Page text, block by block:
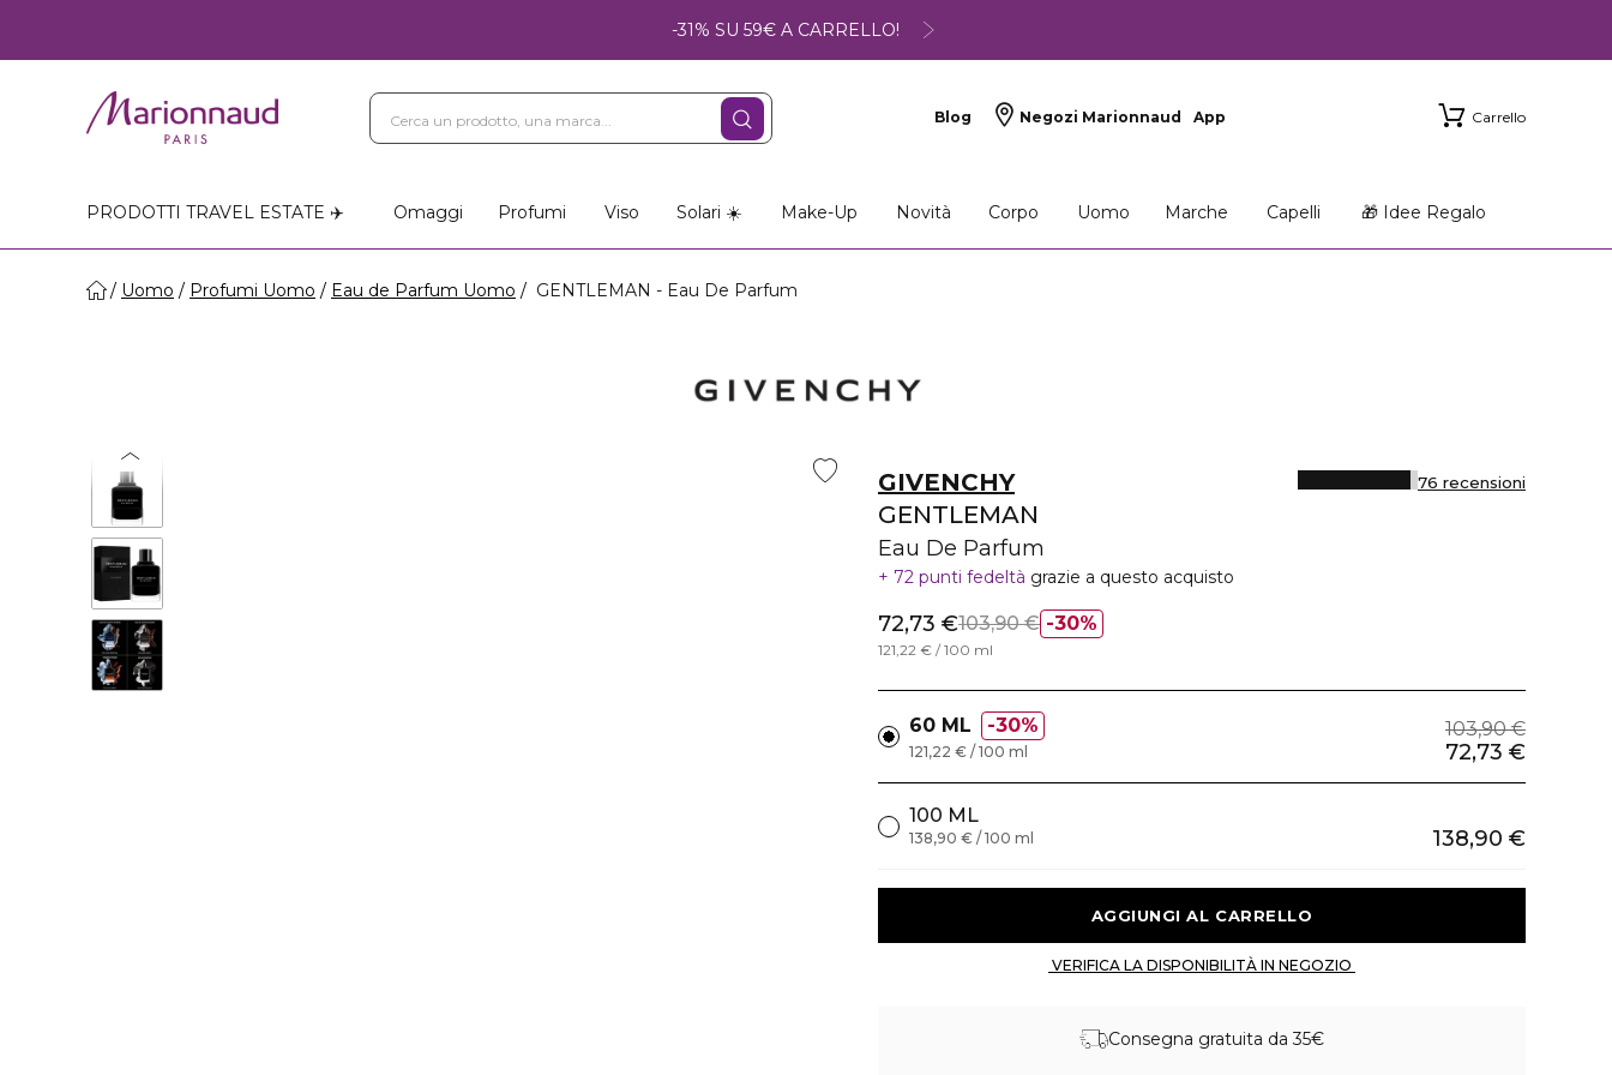
-31% SU 59€ A CARRELLO!
Blog Negozi Marionnaud App Carrello
PRODOTTI TRAVEL ESTATE ✈️ Omaggi Profumi Viso Solari ☀️ Make-Up Novità Corpo Uomo Marche Capelli 🎁 Idee Regalo
Uomo Profumi Uomo Eau de Parfum Uomo GENTLEMAN - Eau De Parfum
GIVENCHY
GENTLEMAN
Eau De Parfum
76 recensioni
72 punti fedeltà grazie a questo acquisto
30%
72,73 €103,90 €
121,22 € / 100 ml
60 ML 30% 103,90 €
72,73 €
121,22 € / 100 ml
100 ML
138,90 €
138,90 € / 100 ml
Consegna gratuita da 35€